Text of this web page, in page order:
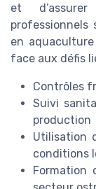
et
professionnels
en
face aux défis
Contrôles
Suivi
production
Utilisation
conditions
Formation